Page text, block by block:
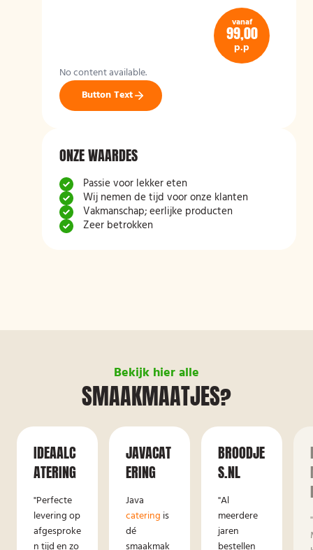
vanaf
99,00
p.p
No content available.
Button Text
ONZE WAARDES
Passie voor lekker eten
Wij nemen de tijd voor onze klanten
Vakmanschap; eerlijke producten
Zeer betrokken
Bekijk hier alle
SMAAKMAATJES?
IDEAALC
ATERING
"Perfecte
levering op
afgesproke
JAVACAT
ERING
Java
catering is
dé
BROODJE
S.NL
"Al
meerdere
jaren